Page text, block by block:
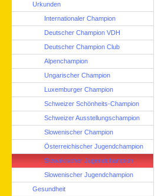
Urkunden
Internationaler Champion
Deutscher Champion VDH
Deutscher Champion Club
Alpenchampion
Ungarischer Champion
Luxemburger Champion
Schweizer Schönheits-Champion
Schweizer Ausstellungschampion
Slowenischer Champion
Österreichischer Jugendchampion
Slowakischer Jugendchampion
Slowenischer Jugendchampion
Gesundheit